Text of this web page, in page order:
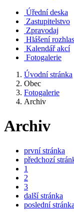
Úřední deska
Zastupitelstvo
Zpravodaj
Hlášení
Kalendář akcí
Fotogalerie
Úvodní stránka
Obec
Fotogalerie
Archiv
Archiv
první stránka
předchozí
1
2
3
další stránka
poslední stránka